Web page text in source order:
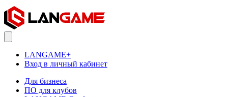
LANGAME+
Вход в личный кабинет
Для бизнеса
ПО для клубов